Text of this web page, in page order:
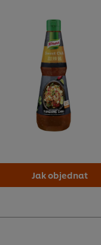
Jak objednat